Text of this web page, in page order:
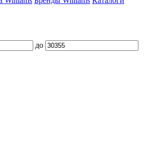
до